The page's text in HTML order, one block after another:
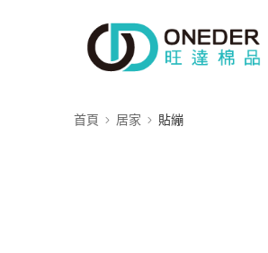
首頁 居家 貼繃